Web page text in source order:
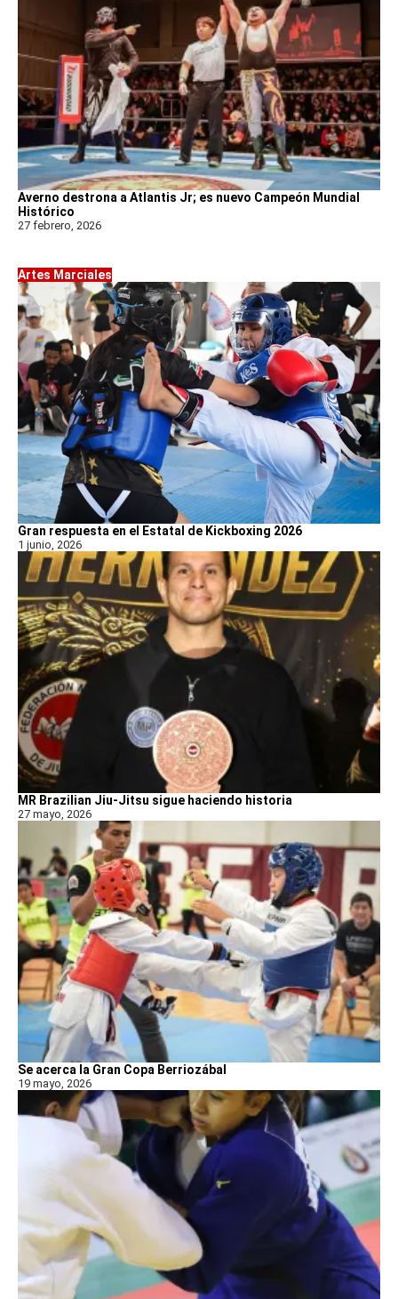
Averno destrona a Atlantis Jr; es nuevo Campeón Mundial
Histórico
27 febrero, 2026
Artes Marciales
Gran respuesta en el Estatal de Kickboxing 2026
1 junio, 2026
MR Brazilian Jiu-Jitsu sigue haciendo historia
27 mayo, 2026
Se acerca la Gran Copa Berriozábal
19 mayo, 2026